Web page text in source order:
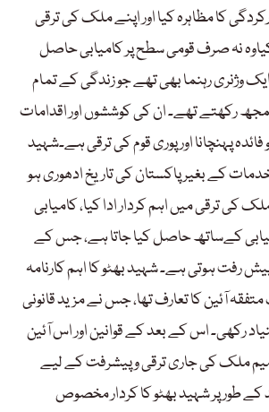
کا مظاہرہ کیا اور اپنے ملک کی ترقی
کیاوہ نہ صرف قومی سطح پر کامیابی حاصل
وژنری رہنما بھی تھے جو زندگی کے تمام
رکھتے تھے۔ ان کی کوششوں اور اقدامات
پہنچانا اور پوری قوم کی ترقی ہے۔شہید
خدمات کے بغیر پاکستان کی تاریخ ادھوری ہو
کی ترقی میں اہم کردار ادا کیا، کامیابی
کےساتھ حاصل کیا جاتا ہے، جس کے
رفت ہوتی ہے۔ شہید بھٹو کا اہم کارنامہ
آئین کا تعارف تھا، جس نے مزید قانونی
رکھی۔ اس کے بعد کے قوانین اور اس آئین
ملک کی جاری ترقی و پیشرفت کے لیے
کے طور پر شہید بھٹو کا کردار مخصوص